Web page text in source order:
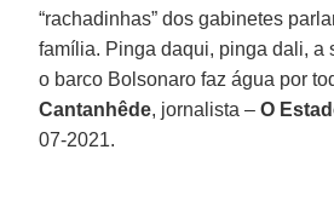
“rachadinhas” dos gabinetes
família. Pinga daqui, pinga dali, a
o barco Bolsonaro faz água por
Cantanhêde, jornalista –O
07-2021.